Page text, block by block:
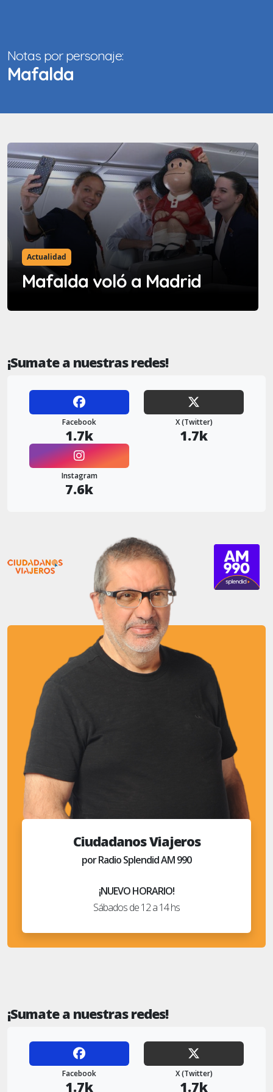
Notas por personaje:
Mafalda
Actualidad
Mafalda voló a Madrid
¡Sumate a nuestras redes!
Facebook
1.7k
X (Twitter)
1.7k
Instagram
7.6k
Ciudadanos Viajeros
por Radio Splendid AM 990
¡NUEVO HORARIO!
Sábados de 12 a 14 hs